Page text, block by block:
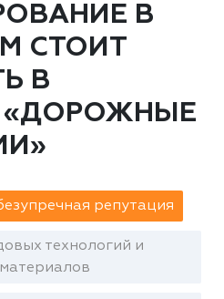
В
СТОИТ
В
«ДОРОЖНЫЕ
репутация
технологий и